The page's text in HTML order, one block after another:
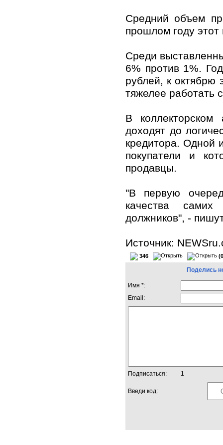
Средний объем
прошлом году
Среди
6% против 1%.
рублей, к октябрю
тяжелее работать
В
доходят до
кредитора. Одной
покупатели и
продавцы.
"В первую
качества
должников", -
Источник:
346
Поделись
Имя *:
Email:
Подписаться: 1
Введи код: